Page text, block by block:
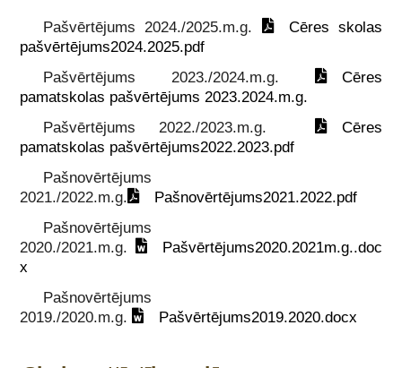
Pašvērtējums 2024./2025.m.g.
Cēres skolas
pašvērtējums2024.2025.pdf
Pašvērtējums 2023./2024.m.g.
Cēres
pamatskolas pašvērtējums 2023.2024.m.g.
Pašvērtējums 2022./2023.m.g.
Cēres
pamatskolas pašvērtējums2022.2023.pdf
Pašnovērtējums
2021./2022.m.g.
Pašnovērtējums2021.2022.pdf
Pašnovērtējums
2020./2021.m.g.
Pašvērtējums2020.2021m.g..doc
x
Pašnovērtējums
2019./2020.m.g.
Pašvērtējums2019.2020.docx